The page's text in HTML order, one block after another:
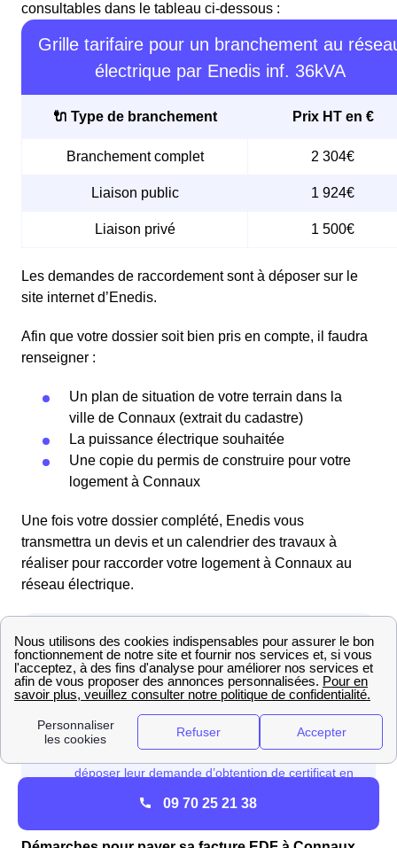
consultables dans le tableau ci-dessous :
Grille tarifaire pour un branchement au
électrique par Enedis inf. 36kVA
🔌 Type de branchement Prix HT en €
Branchement complet 2 304€
Liaison public 1 924€
Liaison privé 1 500€
Les demandes de raccordement sont à déposer sur le
site internet d’Enedis.
Afin que votre dossier soit bien pris en compte, il faudra
renseigner :
Un plan de situation de votre terrain dans la
ville de Connaux (extrait du cadastre)
La puissance électrique souhaitée
Une copie du permis de construire pour votre
logement à Connaux
Une fois votre dossier complété, Enedis vous
transmettra un devis et un calendrier des travaux à
réaliser pour raccorder votre logement à Connaux au
réseau électrique.
09 70 25 21 38